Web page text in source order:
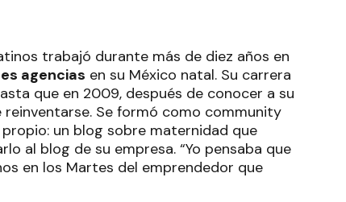
trabajó durante más de diez años en
agencias en su México natal. Su carrera
que en 2009, después de conocer a su
reinventarse. Se formó como community
un blog sobre maternidad que
al blog de su empresa. “Yo pensaba que
en los Martes del emprendedor que